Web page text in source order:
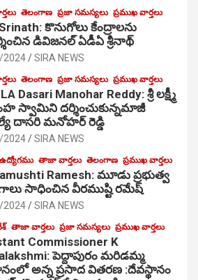
తెలంగాణ ప్రజా సమస్యలు ప్రముఖ వార్తలు
కొనుగోలు కేంద్రాల‌ను
డివిజనల్ ఏడీఏ శ్రీనాథ్
2024 SIRA NEWS
తెలంగాణ ప్రజా సమస్యలు ప్రముఖ వార్తలు
Dasari Manohar Reddy: శ్రీ లక్ష్మీ
స్వామిని దర్శించుకున్నమాజీ
దాసరి మనోహర్ రెడ్డి
2024 SIRA NEWS
తాజా వార్తలు తెలంగాణ ప్రముఖ వార్తలు
Ramesh: మూడు ప్రభుత్వ
సాధించిన వీరముష్టి రమేష్
2024 SIRA NEWS
తాజా వార్తలు ప్రజా సమస్యలు ప్రముఖ వార్తలు
Commissioner K
పెద్దాపురం మరిడమ్మ
అన్న ప్రసాద వితరణ :దేవస్థానం